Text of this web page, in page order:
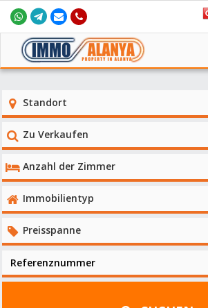
Standort
Zu Verkaufen
Anzahl der Zimmer
Immobilientyp
Preisspanne